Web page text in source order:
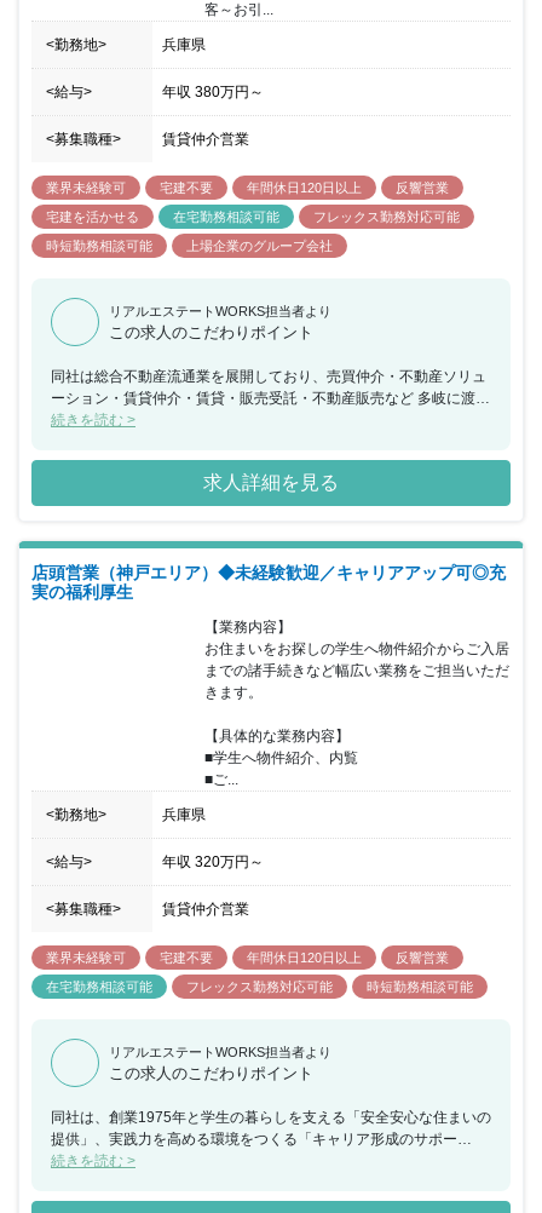
客～お引...
<勤務地> 兵庫県
<給与> 年収 380万円 ～
<募集職種> 賃貸仲介営業
業界未経験可 宅建不要 年間休日120日以上
反響営業
宅建を活かせる
在宅勤務相談可能
フレックス勤務対応可能
時短勤務相談可能
上場企業のグループ会社
リアルエステートWORKS担当者より
この求人のこだわりポイント
同社は総合不動産流通業を展開しており、売買仲介・不動産ソリュ
ーション・賃貸仲介・賃貸・販売受託・不動産販売など 多岐に渡る
不動産サービスを手掛けています。 不動産流通業界の大手3社の一
ます。 同ポジションにおいては、業界未経験者も積極的に採用を進
めており、未経験者でも安心して入職できるよう、 独自の研修制
度・資格支援制度を整えています。また働き方改革も推進してお
30にPCはシャットダウンなど、 社員が働きやすい環境を整えてい
る企業になります。
続きを読む >
求人詳細を見る
店頭営業（神戸エリア）◆未経験歓迎／キャリアアップ可◎充
実の福利厚生
【業務内容】
お住まいをお探しの学生へ物件紹介からご入居
までの諸手続きなど幅広い業務をご担当いただ
きます。
【具体的な業務内容】
■学生へ物件紹介、内覧
■ご...
<勤務地> 兵庫県
<給与> 年収 320万円 ～
<募集職種> 賃貸仲介営業
業界未経験可 宅建不要 年間休日120日以上
反響営業
在宅勤務相談可能
フレックス勤務対応可能 時短勤務相談可能
リアルエステートWORKS担当者より
この求人のこだわりポイント
同社は、創業1975年と学生の暮らしを支える「安全安心な住まいの
提供」、実践力を高める環境をつくる「キャリア形成のサポー
ト」、社会貢献活動への支援を行ってまいりました。「安全安心な
を一貫して行っています。全国で学生用住居の管理を約5万2000戸
続きを読む >